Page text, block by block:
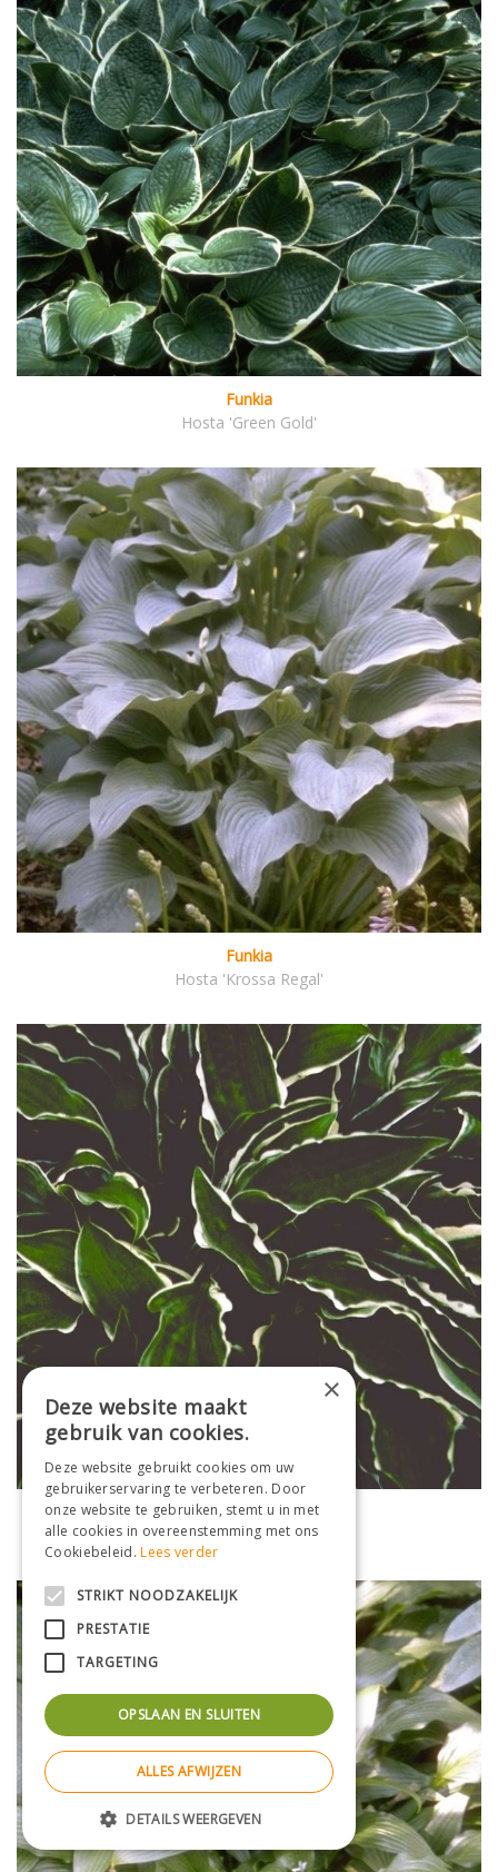
Funkia
Hosta 'Green Gold'
Funkia
Hosta 'Krossa Regal'
Funkia
Hosta 'Ginko Craig'
×
Deze website maakt
gebruik van cookies.
Deze website gebruikt cookies om uw
gebruikerservaring te verbeteren. Door
onze website te gebruiken, stemt u in met
alle cookies in overeenstemming met ons
Cookiebeleid.Lees verder
STRIKT NOODZAKELIJK
PRESTATIE
TARGETING
OPSLAAN EN SLUITEN
ALLES AFWIJZEN
DETAILS WEERGEVEN